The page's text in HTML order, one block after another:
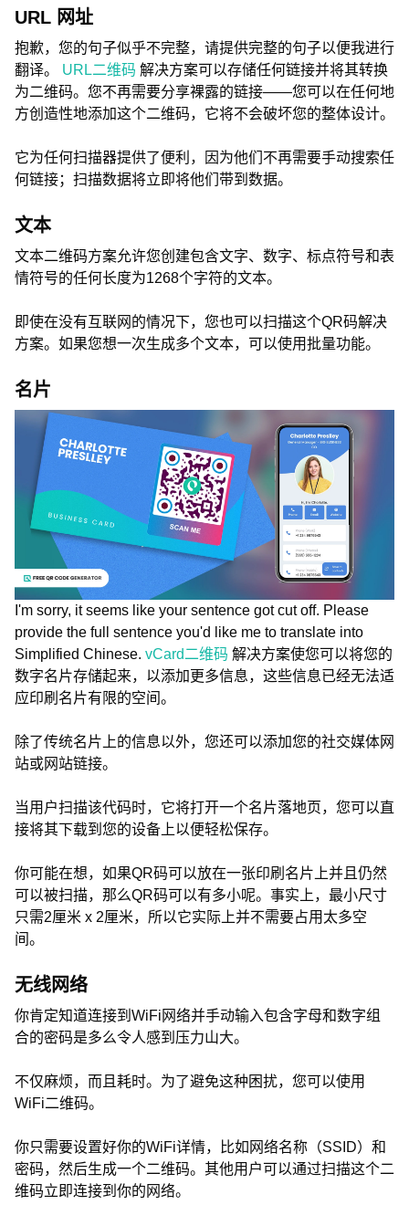
URL 网址
抱歉，您的句子似乎不完整，请提供完整的句子以便我进行
翻译。 URL二维码 解决方案可以存储任何链接并将其转换
为二维码。您不再需要分享裸露的链接——您可以在任何地
方创造性地添加这个二维码，它将不会破坏您的整体设计。
它为任何扫描器提供了便利，因为他们不再需要手动搜索任
何链接；扫描数据将立即将他们带到数据。
文本
文本二维码方案允许您创建包含文字、数字、标点符号和表
情符号的任何长度为1268个字符的文本。
即使在没有互联网的情况下，您也可以扫描这个QR码解决
方案。如果您想一次生成多个文本，可以使用批量功能。
名片
I'm sorry, it seems like your sentence got cut off. Please
provide the full sentence you'd like me to translate into
Simplified Chinese. vCard二维码 解决方案使您可以将您的
数字名片存储起来，以添加更多信息，这些信息已经无法适
应印刷名片有限的空间。
除了传统名片上的信息以外，您还可以添加您的社交媒体网
站或网站链接。
当用户扫描该代码时，它将打开一个名片落地页，您可以直
接将其下载到您的设备上以便轻松保存。
你可能在想，如果QR码可以放在一张印刷名片上并且仍然
可以被扫描，那么QR码可以有多小呢。事实上，最小尺寸
只需2厘米 x 2厘米，所以它实际上并不需要占用太多空
间。
无线网络
你肯定知道连接到WiFi网络并手动输入包含字母和数字组
合的密码是多么令人感到压力山大。
不仅麻烦，而且耗时。为了避免这种困扰，您可以使用
WiFi二维码。
你只需要设置好你的WiFi详情，比如网络名称（SSID）和
密码，然后生成一个二维码。其他用户可以通过扫描这个二
维码立即连接到你的网络。